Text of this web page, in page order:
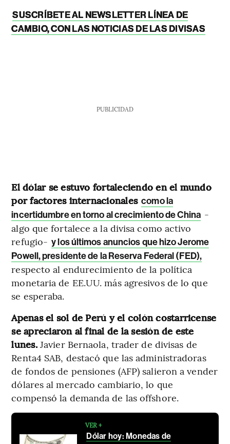
SUSCRÍBETE AL NEWSLETTER LÍNEA DE
CAMBIO, CON LAS NOTICIAS DE LAS DIVISAS
PUBLICIDAD
El dólar se estuvo fortaleciendo en el mundo
por factores internacionales como la
incertidumbre en torno al crecimiento de China -
algo que fortalece a la divisa como activo
refugio- y los últimos anuncios que hizo Jerome
Powell, presidente de la Reserva Federal (FED),
respecto al endurecimiento de la política
monetaria de EE.UU. más agresivos de lo que
se esperaba.
Apenas el sol de Perú y el colón costarricense
se apreciaron al final de la sesión de este
lunes.Javier Bernaola, trader de divisas de
Renta4 SAB, destacó que las administradoras
de fondos de pensiones (AFP) salieron a vender
dólares al mercado cambiario, lo que
compensó la demanda de las offshore.
VER +
Dólar hoy: Monedas de